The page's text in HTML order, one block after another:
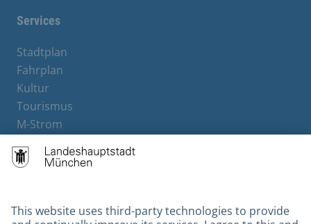
Services
Stadtplan
Fahrplan
Kultur
Tourismus
M-Strom
Hotels
Contact